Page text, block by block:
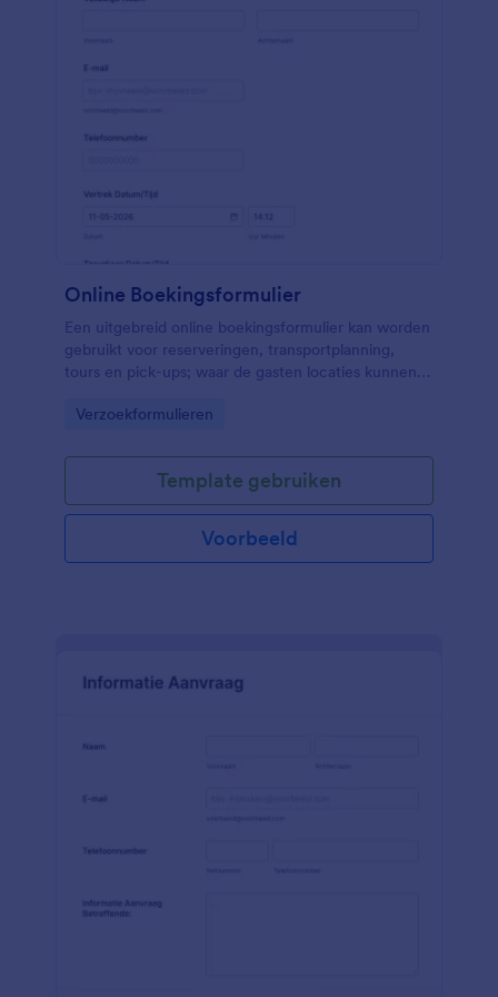
Online Boekingsformulier
Een uitgebreid online boekingsformulier kan worden
gebruikt voor reserveringen, transportplanning,
tours en pick-ups; waar de gasten locaties kunnen
hebben en waar ze hun contactgegevens kunnen
widgets, bouw je eigen formulier met behulp van
deze als basis. Voeg uw logo, afbeeldingen,
lettertypen en kleuren toe en voeg uw formulier toe
aan de website van uw bedrijf of gebruik het als een
zelfstandig formulier om het proces van het boeken
Go to Category:
Verzoekformulieren
Template gebruiken
Voorbeeld